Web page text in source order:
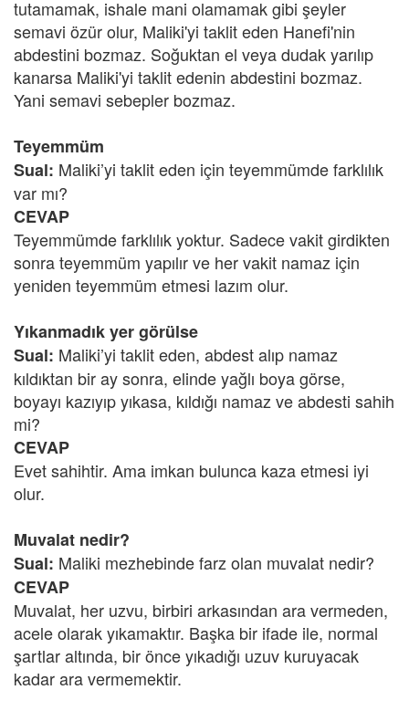
tutamamak, ishale mani olamamak gibi şeyler
semavi özür olur, Maliki'yi taklit eden Hanefi'nin
abdestini bozmaz. Soğuktan el veya dudak yarılıp
kanarsa Maliki'yi taklit edenin abdestini bozmaz.
Yani semavi sebepler bozmaz.
Teyemmüm
Sual: Maliki’yi taklit eden için teyemmümde farklılık
var mı?
CEVAP
Teyemmümde farklılık yoktur. Sadece vakit girdikten
sonra teyemmüm yapılır ve her vakit namaz için
yeniden teyemmüm etmesi lazım olur.
Yıkanmadık yer görülse
Sual: Maliki’yi taklit eden, abdest alıp namaz
kıldıktan bir ay sonra, elinde yağlı boya görse,
boyayı kazıyıp yıkasa, kıldığı namaz ve abdesti sahih
mi?
CEVAP
Evet sahihtir. Ama imkan bulunca kaza etmesi iyi
olur.
Muvalat nedir?
Sual: Maliki mezhebinde farz olan muvalat nedir?
CEVAP
Muvalat, her uzvu, birbiri arkasından ara vermeden,
acele olarak yıkamaktır. Başka bir ifade ile, normal
şartlar altında, bir önce yıkadığı uzuv kuruyacak
kadar ara vermemektir.